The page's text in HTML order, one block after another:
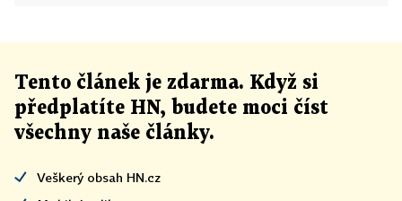
Tento článek je zdarma. Když si
předplatíte HN, budete moci číst
všechny naše články.
Veškerý obsah HN.cz